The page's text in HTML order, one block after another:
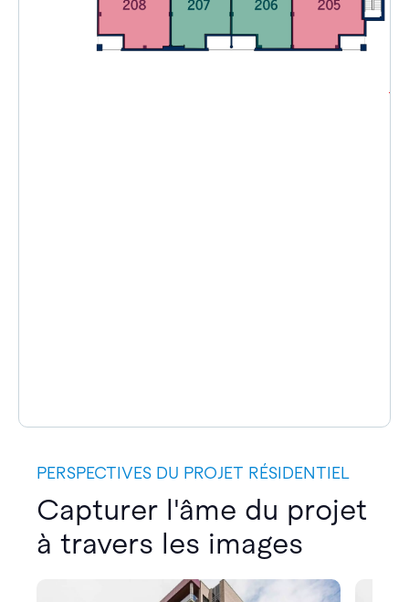
PERSPECTIVES DU PROJET RÉSIDENTIEL
Capturer l'âme du projet
à travers les images